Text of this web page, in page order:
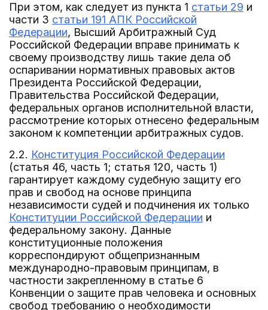
При этом, как следует из пункта 1 статьи 29 и
части 3 статьи 191 АПК Российской
Федерации, Высший Арбитражный Суд
Российской Федерации вправе принимать к
своему производству лишь такие дела об
оспаривании нормативных правовых актов
Президента Российской Федерации,
Правительства Российской Федерации,
федеральных органов исполнительной власти,
рассмотрение которых отнесено федеральным
законом к компетенции арбитражных судов.
2.2. Конституция Российской Федерации
(статья 46, часть 1; статья 120, часть 1)
гарантирует каждому судебную защиту его
прав и свобод на основе принципа
независимости судей и подчинения их только
Конституции Российской Федерации и
федеральному закону. Данные
конституционные положения
корреспондируют общепризнанным
международно-правовым принципам, в
частности закрепленному в статье 6
Конвенции о защите прав человека и основных
свобод требованию о необходимости